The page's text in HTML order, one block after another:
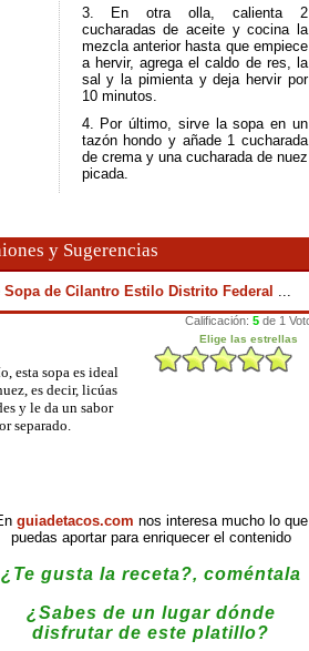
3. En otra olla, calienta 2
cucharadas de aceite y cocina la
mezcla anterior hasta que empiece
a hervir, agrega el caldo de res, la
sal y la pimienta y deja hervir por
10 minutos.
4. Por último, sirve la sopa en un
tazón hondo y añade 1 cucharada
de crema y una cucharada de nuez
picada.
y Sugerencias
Sopa de Cilantro Estilo Distrito Federal ...
esta sopa es ideal
es decir, licúas
y le da un sabor
separado.
guiadetacos.com nos interesa mucho lo que
puedas aportar para enriquecer el contenido
¿Te gusta la receta?, coméntala
¿Sabes de un lugar dónde
disfrutar de este platillo?